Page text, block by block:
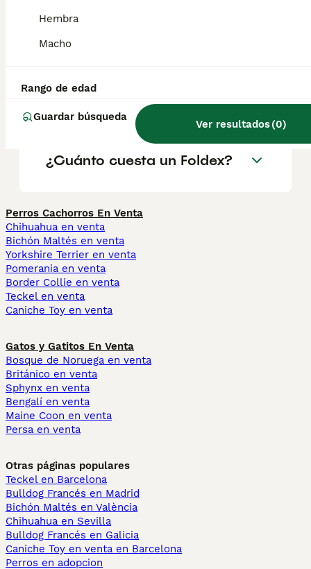
Hembra
Macho
Rango de edad
Guardar búsqueda
Ver resultados(0)
¿Son sanos los gatos
Foldex?
¿Qué características tiene la
raza de gato Foldex?
¿Cuánto cuesta un Foldex?
Perros Cachorros En Venta
Chihuahua en venta
Bichón Maltés en venta
Yorkshire Terrier en venta
Pomerania en venta
Border Collie en venta
Teckel en venta
Caniche Toy en venta
Gatos y Gatitos En Venta
Bosque de Noruega en venta
Británico en venta
Sphynx en venta
Bengalí en venta
Maine Coon en venta
Persa en venta
Otras páginas populares
Teckel en Barcelona
Bulldog Francés en Madrid
Bichón Maltés en València
Chihuahua en Sevilla
Bulldog Francés en Galicia
Caniche Toy en venta en Barcelona
Perros en adopcion